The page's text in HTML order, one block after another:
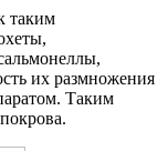
таким
их размножения
Таким